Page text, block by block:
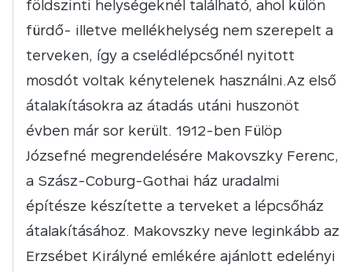
földszinti helységeknél található, ahol külön
fürdő- illetve mellékhelység nem szerepelt a
terveken, így a cselédlépcsőnél nyitott
mosdót voltak kénytelenek használni.Az első
átalakításokra az átadás utáni huszonöt
évben már sor került. 1912-ben Fülöp
Józsefné megrendelésére Makovszky Ferenc,
a Szász-Coburg-Gothai ház uradalmi
építésze készítette a terveket a lépcsőház
átalakításához. Makovszky neve leginkább az
Erzsébet Királyné emlékére ajánlott edelényi